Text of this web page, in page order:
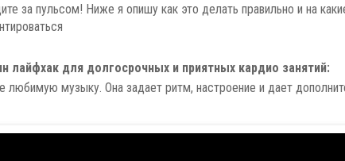
за пульсом! Ниже я опишу как это делать правильно и на
лайфхак для долгосрочных и приятных кардио занятий:
любимую музыку. Она задает ритм, настроение и дает